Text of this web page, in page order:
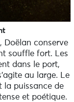
Doëlan conserve
souffle fort. Les
dans le port,
au large. Le
la puissance de
et poétique.